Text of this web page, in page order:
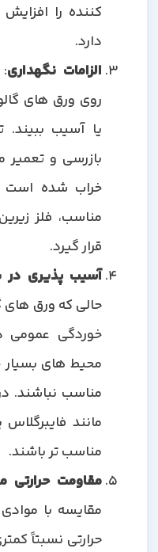
کننده را
دارد.
الزامات نگهداری
روی ورق های
یا آسیب ببیند.
بازرسی و
خراب شده است
مناسب، فلز
قرار گیرد.
آسیب پذیری در
حالی که ورق های
خوردگی عمومی
محیط های بسیار
مناسب نباشند.
مانند
مناسب تر باشند.
مقاومت حرارتی
مقایسه با
حرارتی نسبتاً